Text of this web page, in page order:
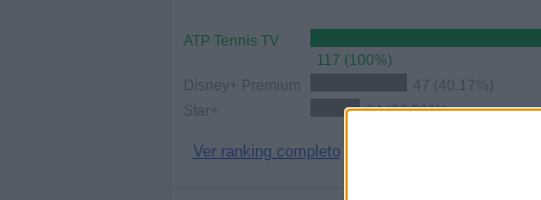
ATP Tennis TV
117 (100%)
Disney+ Premium
47 (40.17%)
Star+
24 (20.51%)
Ver ranking completo